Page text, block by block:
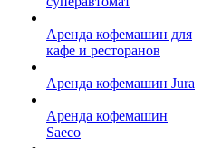
Аренда кофемашин для
кафе и ресторанов
Аренда кофемашин Jura
Аренда кофемашин
Saeco